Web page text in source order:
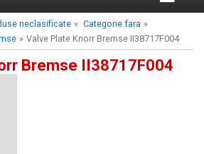
neclasificate » Categorie fara »
» Valve Plate Knorr Bremse II38717F004
Bremse II38717F004